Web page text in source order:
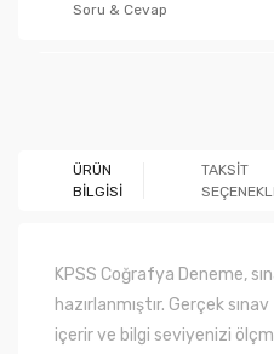
Soru & Cevap
ÜRÜN
BİLGİSİ
TAKSİT
KPSS Coğrafya Deneme,
hazırlanmıştır. Gerçek
içerir ve bilgi seviyenizi